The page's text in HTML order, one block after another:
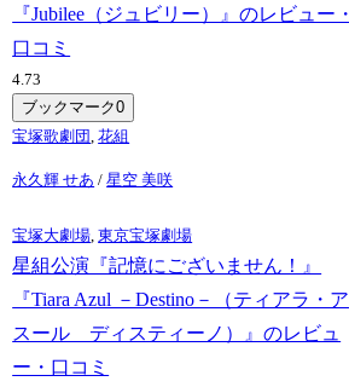
『Jubilee（ジュビリー）』のレビュー・
口コミ
4.73
ブックマーク0
宝塚歌劇団 ,花組
永久輝 せあ /星空 美咲
宝塚大劇場 ,東京宝塚劇場
星組公演『記憶にございません！』
『Tiara Azul －Destino－（ティアラ・ア
スール ディスティーノ）』のレビュ
ー・口コミ